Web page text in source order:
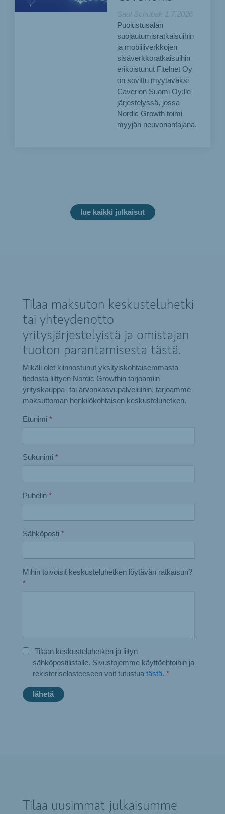
Saul Schubak
1.7.2026
Puolustusalan
suojautumisratkaisuihin
ja mobiiliverkkojen
sisäverkkoratkaisuihin
erikoistunut Fitelnet Oy
on sovittu myytäväksi
Caverion Suomi Oy:lle
järjestelyssä, jossa
Nordic Growth toimi
myyjän neuvonantajana.
lue kaikki julkaisut
Tilaa maksuton keskusteluhetki
tai yhteydenotto
yritysjärjestelyistä ja omistajan
tuoton parantamisesta tästä.
Mikäli olet kiinnostunut yksityiskohtaisemmasta
tiedosta liittyen Nordic Growthin tarjoamiin
yrityskauppa- tai arvonkasvupalveluihin, tarjoamme
maksuttoman henkilökohtaisen keskusteluhetken.
Etunimi *
Sukunimi *
Puhelin *
Sähköposti *
Mihin toivoisit keskusteluhetken löytävän ratkaisun?
*
Tilaan keskusteluhetken ja liityn
sähköpostilistalle. Sivustojemme käyttöehtoihin ja
rekisteriselosteeseen voit tutustua tästä. *
Tilaa uusimmat julkaisumme